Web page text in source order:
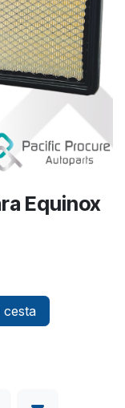
Equinox
cesta